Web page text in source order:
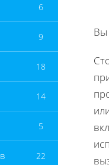
6
9
18
14
5
22
Вы